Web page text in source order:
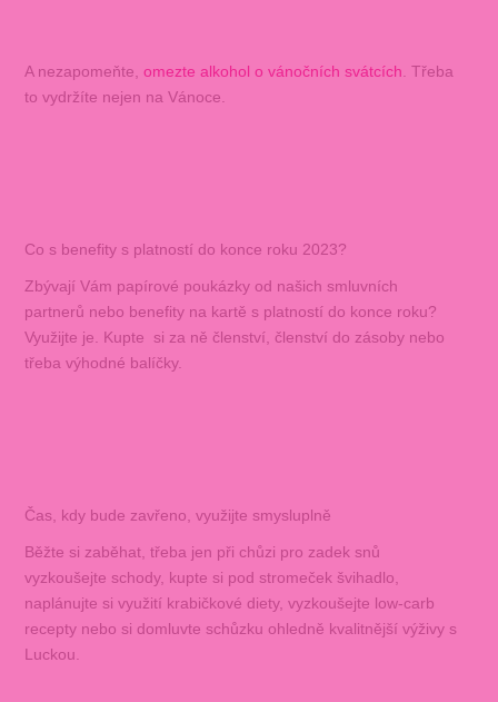
A nezapomeňte, omezte alkohol o vánočních svátcích . Třeba
to vydržíte nejen na Vánoce.
Co s benefity s platností do konce roku 2023?
Zbývají Vám papírové poukázky od našich smluvních
partnerů nebo benefity na kartě s platností do konce roku?
Využijte je. Kupte si za ně členství, členství do zásoby nebo
třeba výhodné balíčky.
Čas, kdy bude zavřeno, využijte smysluplně
Běžte si zaběhat, třeba jen při chůzi pro zadek snů
vyzkoušejte schody, kupte si pod stromeček švihadlo,
naplánujte si využití krabičkové diety, vyzkoušejte low-carb
recepty nebo si domluvte schůzku ohledně kvalitnější výživy s
Luckou.